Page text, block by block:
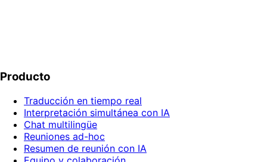
Producto
Traducción en tiempo real
Interpretación simultánea con IA
Chat multilingüe
Reuniones ad-hoc
Resumen de reunión con IA